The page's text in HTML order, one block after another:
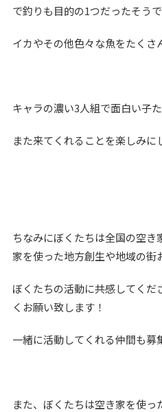
で釣りも目的の1つだったそうで
イカやその他色々な魚をたくさ
キャラの濃い3人組で面白い子
また来てくれることを楽しみに
ちなみにぼくたちは全国の空き
家を使った地方創生や地域の街
ぼくたちの活動に共感してく
くお願い致します！
一緒に活動してくれる仲間も募
また、ぼくたちは空き家を使